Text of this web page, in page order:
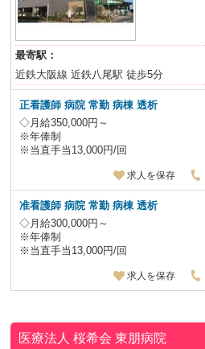
最寄駅：
近鉄大阪線 近鉄八尾駅 徒歩5分
正看護師 病院 常勤 病棟 透析
◇月給350,000円～
※年俸制
※当直手当13,000円/回
求人を保存
准看護師 病院 常勤 病棟 透析
◇月給300,000円～
※年俸制
※当直手当13,000円/回
求人を保存
医療法人 桜希会東朋病院